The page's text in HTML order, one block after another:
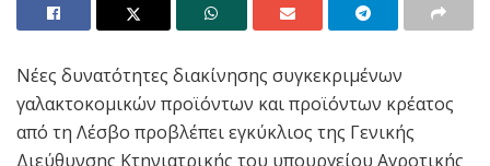
Νέες δυνατότητες διακίνησης συγκεκριμένων
γαλακτοκομικών προϊόντων και προϊόντων κρέατος
από τη Λέσβο προβλέπει εγκύκλιος της Γενικής
Διεύθυνσης Κτηνιατρικής του υπουργείου Αγροτικής